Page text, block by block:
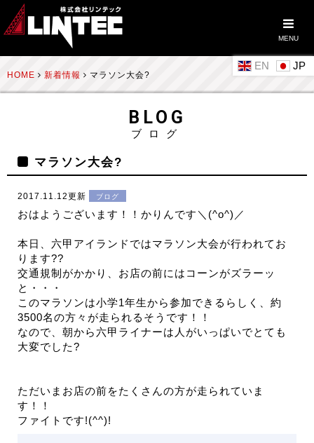
MENU
EN
HOME 新着情報 マラソン大会?
BLOG
ブログ
マラソン大会?
2017.11.12更新 ブログ
おはようございます！！かりんです＼(^o^)／
本日、六甲アイランドではマラソン大会が行われてお
ります??
交通規制がかかり、お店の前にはコーンがズラーッ
と・・・
このマラソンは小学1年生から参加できるらしく、約
3500名の方々が走られるそうです！！
なので、朝から六甲ライナーは人がいっぱいでとても
大変でした?
ただいまお店の前をたくさんの方が走られていま
す！！
ファイトです!(^^)!